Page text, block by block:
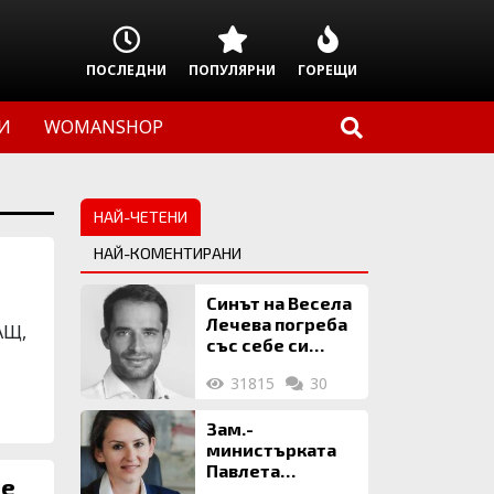
ПОСЛЕДНИ ПОПУЛЯРНИ ГОРЕЩИ
WOMANSHOP
НАЙ-ЧЕТЕНИ
НАЙ-КОМЕНТИРАНИ
Синът на Весела
Лечева погреба
със себе си
млн. евро
31815 30
Зам.-
министърката
Павлета